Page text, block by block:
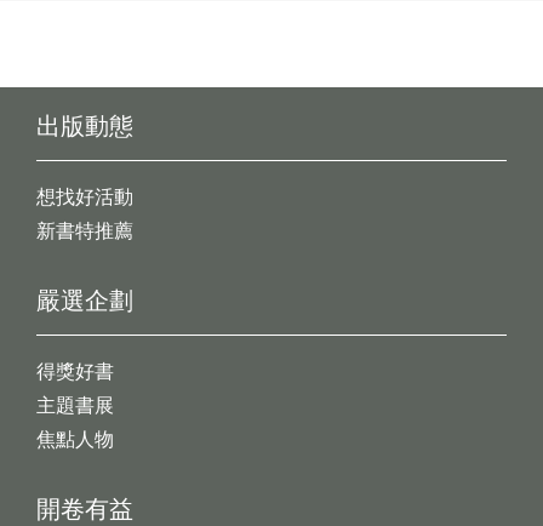
出版動態
想找好活動
新書特推薦
開卷有益
嚴選企劃
得獎好書
主題書展
焦點人物